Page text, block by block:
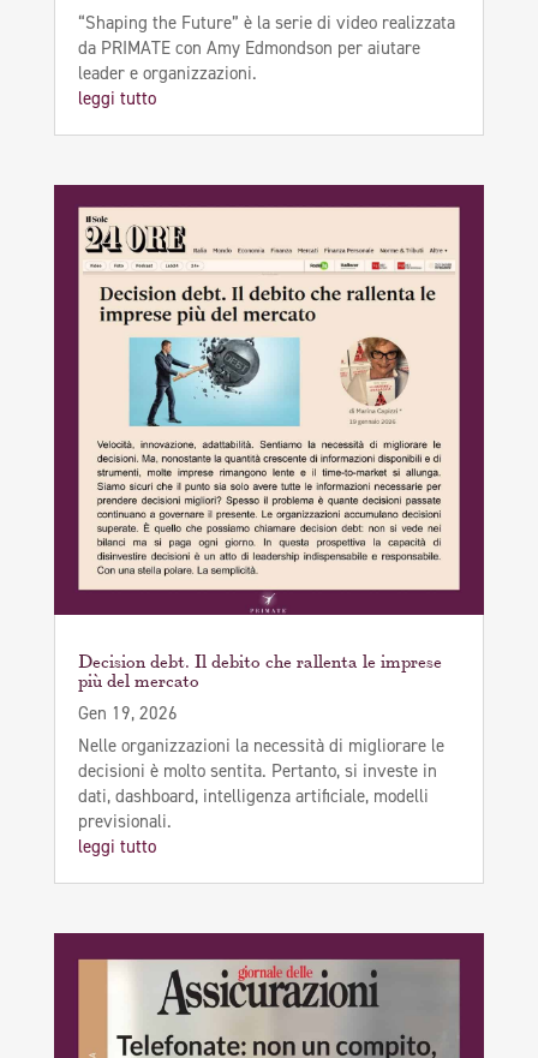
“Shaping the Future” è la serie di video realizzata
da PRIMATE con Amy Edmondson per aiutare
leader e organizzazioni.
leggi tutto
Decision debt. Il debito che rallenta le imprese
più del mercato
Gen 19, 2026
Nelle organizzazioni la necessità di migliorare le
decisioni è molto sentita. Pertanto, si investe in
dati, dashboard, intelligenza artificiale, modelli
previsionali.
leggi tutto